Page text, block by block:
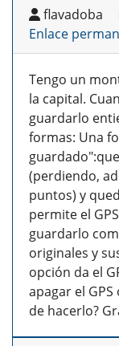
flavadoba
Enlace
Tengo un
la capital.
guardarlo
formas: Una
(perdiendo,
puntos) y
permite el
guardarlo
originales y
opción da el
apagar el
de hacerlo?